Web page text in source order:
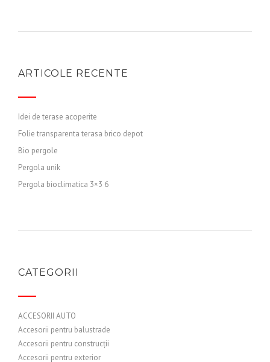
ARTICOLE RECENTE
Idei de terase acoperite
Folie transparenta terasa brico depot
Bio pergole
Pergola unik
Pergola bioclimatica 3×3 6
CATEGORII
ACCESORII AUTO
Accesorii pentru balustrade
Accesorii pentru construcții
Accesorii pentru exterior